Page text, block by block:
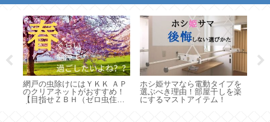
網戸の虫除けにはＹＫＫ ＡＰ
のクリアネットがおすすめ！
【目指せＺＢＨ（ゼロ虫住
ホシ姫サマなら電動タイプを
選ぶべき理由！部屋干しを楽
にするマストアイテム！